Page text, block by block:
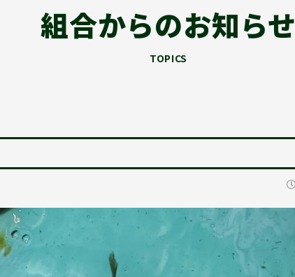
組合からのお知らせ
TOPICS